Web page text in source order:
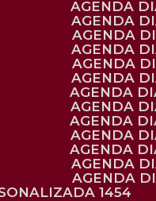
AGENDA
AGENDA
AGENDA
AGENDA
AGENDA
AGENDA
AGENDA
AGENDA
AGENDA
AGENDA
AGENDA
AGENDA
AGENDA
1454